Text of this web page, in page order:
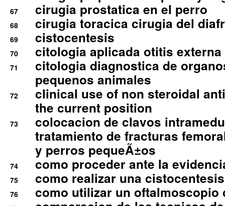
67 cirugia prostatica en el perro
68 cirugia toracica cirugia del
69 cistocentesis
70 citologia aplicada otitis externa
71
citologia diagnostica de
pequenos animales
72
clinical use of non steroidal
the current position
73
colocacion de clavos
tratamiento de fracturas
y perros pequeÃ±os
74 como proceder ante la
75 como realizar una
76 como utilizar un oftalmoscopio